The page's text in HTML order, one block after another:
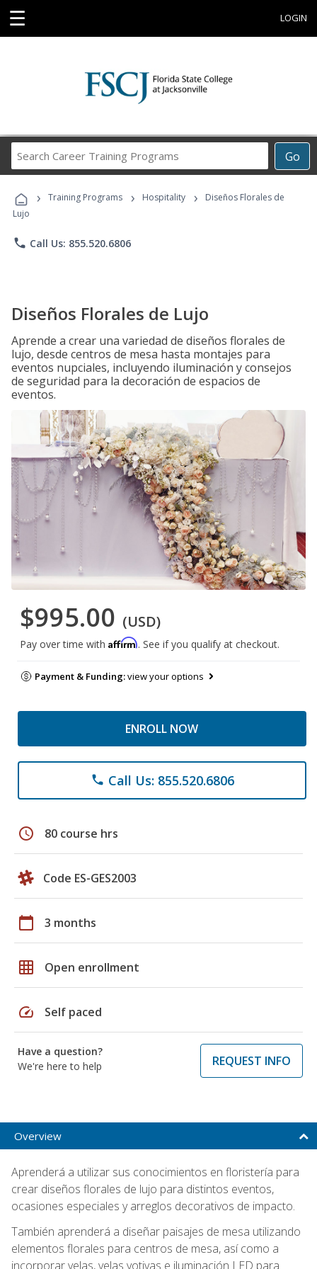
☰ LOGIN
Go
Career
Programs
› Training Programs › Hospitality ›
Diseños Florales de
Lujo
phone Call Us: 855.520.6806
Diseños Florales de Lujo
Aprende a crear una variedad de diseños florales de
lujo, desde centros de mesa hasta montajes para
eventos nupciales, incluyendo iluminación y consejos
de seguridad para la decoración de espacios de
eventos.
$995.00 (USD)
Pay over time with Affirm. See if you qualify at checkout.
Payment & Funding:view your options
ENROLL NOW
phone Call Us: 855.520.6806
schedule 80 course hrs
Code ES-GES2003
calendar_today 3 months
grid_on Open enrollment
speed Self paced
Have a question?
We're here to help
REQUEST INFO
Overview
Aprenderá a utilizar sus conocimientos en floristería para
crear diseños florales de lujo para distintos eventos,
ocasiones especiales y arreglos decorativos de impacto.
También aprenderá a diseñar paisajes de mesa utilizando
elementos florales para centros de mesa, así como a
incorporar velas, velas votivas e iluminación LED para